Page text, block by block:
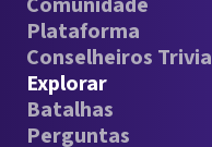
Plataforma
Conselheiros Trivia
Explorar
Batalhas
Perguntas